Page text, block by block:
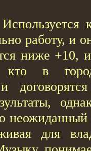
Используется
работу, и
ниже +10,
в
неожиданный
для